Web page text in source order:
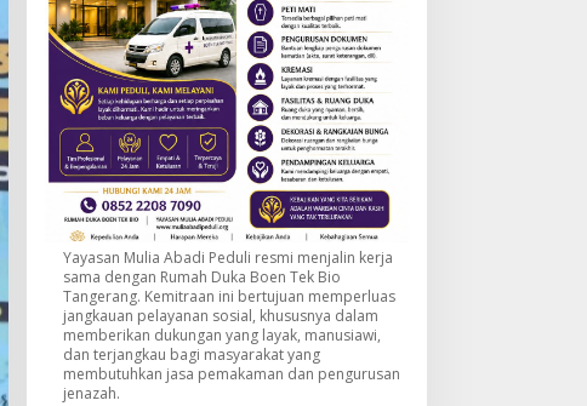
Yayasan Mulia Abadi Peduli resmi menjalin kerja
sama dengan Rumah Duka Boen Tek Bio
Tangerang. Kemitraan ini bertujuan memperluas
jangkauan pelayanan sosial, khususnya dalam
memberikan dukungan yang layak, manusiawi,
dan terjangkau bagi masyarakat yang
membutuhkan jasa pemakaman dan pengurusan
jenazah.